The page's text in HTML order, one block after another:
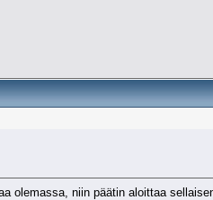
olemassa, niin päätin aloittaa